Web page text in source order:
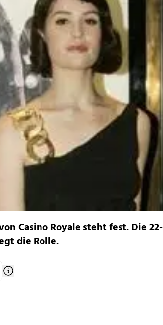
Casino Royale steht fest. Die 22-
die Rolle.